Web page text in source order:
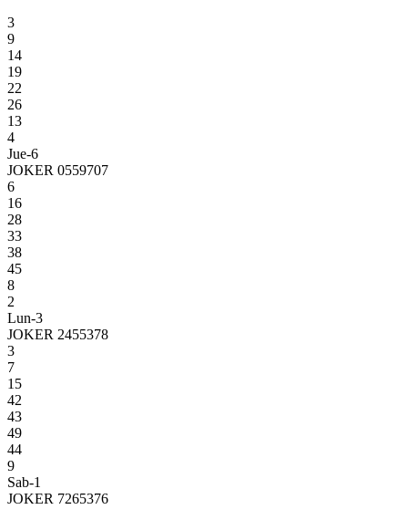
3
9
14
19
22
26
13
4
Jue-6
JOKER 0559707
6
16
28
33
38
45
8
2
Lun-3
JOKER 2455378
3
7
15
42
43
49
44
9
Sab-1
JOKER 7265376